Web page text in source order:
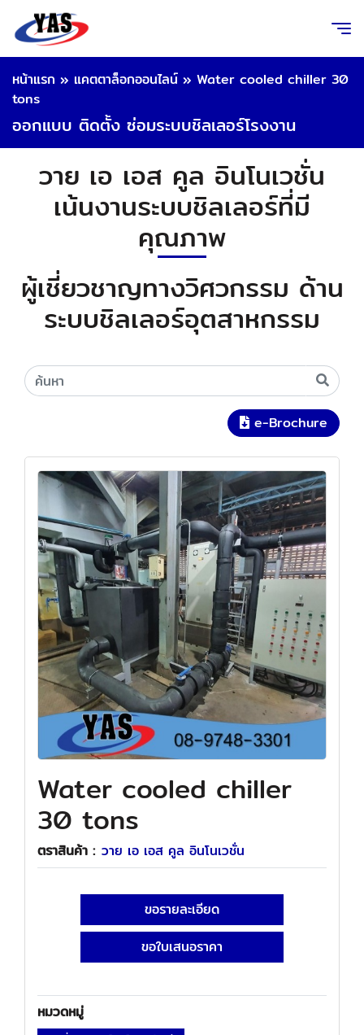
หน้าแรก » แคตตาล็อกออนไลน์ » Water cooled chiller 30
tons
ออกแบบ ติดตั้ง ซ่อมระบบชิลเลอร์โรงงาน
วาย เอ เอส คูล อินโนเวชั่น
เน้นงานระบบชิลเลอร์ที่มี
คุณภาพ
ผู้เชี่ยวชาญทางวิศวกรรม ด้าน
ระบบชิลเลอร์อุตสาหกรรม
e-Brochure
Water cooled chiller
30 tons
ตราสินค้า : วาย เอ เอส คูล อินโนเวชั่น
ขอรายละเอียด
ขอใบเสนอราคา
หมวดหมู่